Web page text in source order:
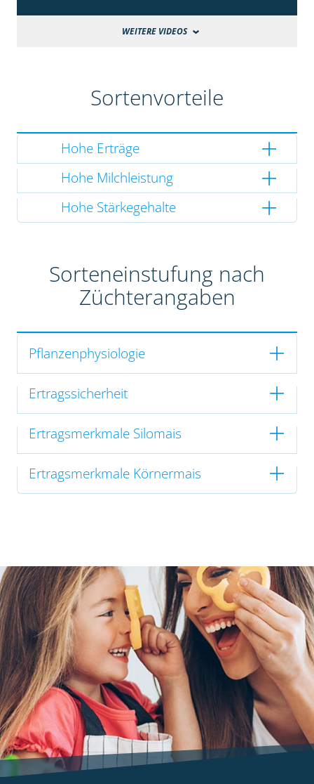
WEITERE VIDEOS
Sortenvorteile
Hohe Erträge
Hohe Milchleistung
Hohe Stärkegehalte
Sorteneinstufung nach
Züchterangaben
Pflanzenphysiologie
Ertragssicherheit
Ertragsmerkmale Silomais
Ertragsmerkmale Körnermais